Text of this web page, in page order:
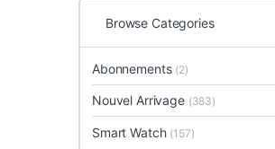
Browse Categories
Abonnements (2)
Nouvel Arrivage (383)
Smart Watch (157)